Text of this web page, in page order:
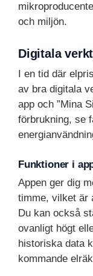
och miljön.
Digitala
I en tid där
av bra digitala
app och ”Mina
förbrukning, se
Funktioner i
Appen ger dig
timme, vilket är
Du kan också
ovanligt högt
historiska data
kommande